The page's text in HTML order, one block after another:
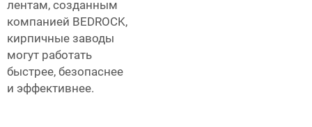
лентам, созданным
компанией BEDROCK,
кирпичные заводы
могут работать
быстрее, безопаснее
и эффективнее.